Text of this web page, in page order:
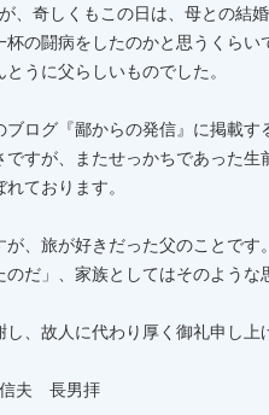
、奇しくもこの日は、母との結
の闘病をしたのかと思うくら
うに父らしいものでした。
ログ『鄙からの発信』に掲載
すが、またせっかちであった
ております。
、旅が好きだった父のことです。
のだ」、家族としてはそのような
、故人に代わり厚く御礼申し上
夫 長男拝